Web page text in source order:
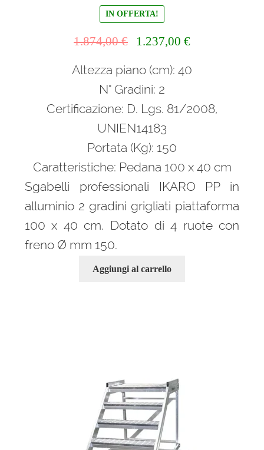
IN OFFERTA!
1.874,00€
originale
1.874,00 €.
1.237,00 €Il
attuale
Altezza piano (cm): 40
N° Gradini: 2
Certificazione: D. Lgs. 81/2008,
UNIEN14183
Portata (Kg): 150
Caratteristiche: Pedana 100 x 40 cm
Sgabelli professionali IKARO PP in
alluminio 2 gradini grigliati piattaforma
100 x 40 cm. Dotato di 4 ruote con
freno Ø mm 150.
Aggiungi al carrello